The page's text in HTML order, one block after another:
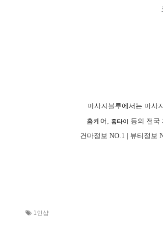
마사지블루에서는 마사
홈케어, 홈타이 등의 전국
건마정보 NO.1 | 뷰티정보
1인샵